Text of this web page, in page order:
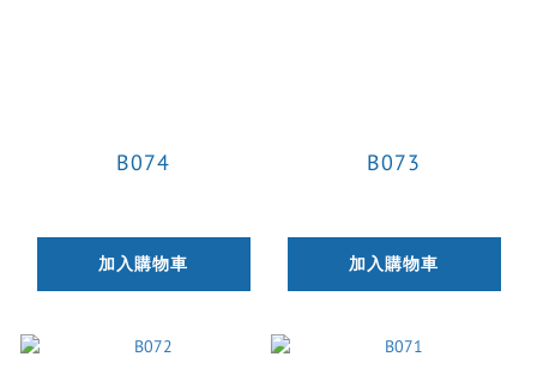
B074
加入購物車
B073
加入購物車